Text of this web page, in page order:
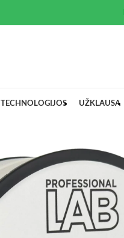
TECHNOLOGIJOS UŽKLAUSA